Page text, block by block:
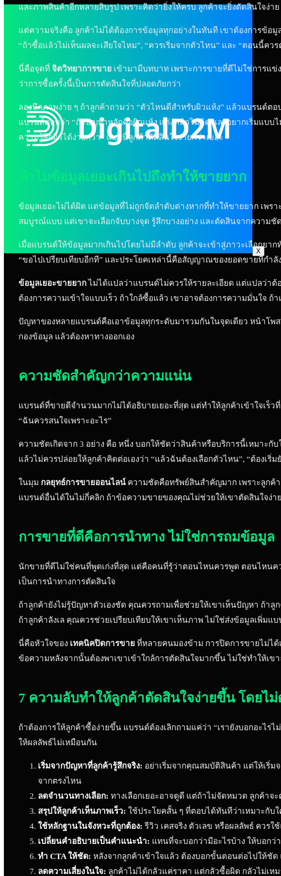
X
และภาพสินค้าอีกหลายสิบรูป เพราะคิดว่ายิ่งให้ครบ ลูกค้าจะยิ่งตัดสินใจง่าย
แต่ความจริงคือ ลูกค้าไม่ได้ต้องการข้อมูลทุกอย่างในทันที เขาต้องการข้อ
“ถ้าซื้อแล้วไม่เห็นผลจะเสียใจไหม”, “ควรเริ่มจากตัวไหน” และ “ตอนนี้คว
นี่คือจุดที่ จิตวิทยาการขาย เข้ามามีบทบาท เพราะการขายที่ดีไม่ใช่การแข่
ว่าการซื้อครั้งนี้เป็นการตัดสินใจที่ปลอดภัยกว่า
ลองนึกภาพง่าย ๆ ถ้าลูกค้าถามว่า “ตัวไหนดีสำหรับผิวแห้ง” แล้วแบรนด์ต
แบรนด์ตอบว่า “ถ้าปัญหาหลักคือผิวแห้ง แต่งหน้าไม่ติด และอยากเริ่มแบ
ความรู้สึกผิวได้ง่ายกว่า” แบบนี้ลูกค้าตัดสินใจง่ายกว่าเยอะ
ทำไมข้อมูลเยอะเกินไปถึงทำให้ขายยาก
ข้อมูลเยอะไม่ได้ผิด แต่ข้อมูลที่ไม่ถูกจัดลำดับต่างหากที่ทำให้ขายยาก เพร
สมบูรณ์แบบ แต่เขาจะเลือกจับบางจุด รู้สึกบางอย่าง และตัดสินจากความ
เมื่อแบรนด์ให้ข้อมูลมากเกินไปโดยไม่มีลำดับ ลูกค้าจะเข้าสู่ภาวะเลือกยา
“ขอไปเปรียบเทียบอีกที” และประโยคเหล่านี้คือสัญญาณของยอดขายที่กำลั
ข้อมูลเยอะขายยาก ไม่ได้แปลว่าแบรนด์ไม่ควรให้รายละเอียด แต่แปลว่าต้
ต้องการความเข้าใจแบบเร็ว ถ้าใกล้ซื้อแล้ว เขาอาจต้องการความมั่นใจ
ปัญหาของหลายแบรนด์คือเอาข้อมูลทุกระดับมารวมกันในจุดเดียว หน้าโพ
กองข้อมูล แล้วต้องหาทางออกเอง
ความชัดสำคัญกว่าความแน่น
แบรนด์ที่ขายดีจำนวนมากไม่ได้อธิบายเยอะที่สุด แต่ทำให้ลูกค้าเข้าใจเ
“ฉันควรสนใจเพราะอะไร”
ความชัดเกิดจาก 3 อย่าง คือ หนึ่ง บอกให้ชัดว่าสินค้าหรือบริการนี้เหมาะ
แล้วไม่ควรปล่อยให้ลูกค้าคิดต่อเองว่า “แล้วฉันต้องเลือกตัวไหน”, “ต้องเริ่ม
ในมุม กลยุทธ์การขายออนไลน์ ความชัดคือทรัพย์สินสำคัญมาก เพราะลูกค้
แบรนด์อื่นได้ในไม่กี่คลิก ถ้าข้อความขายของคุณไม่ช่วยให้เขาตัดสินใจง่
การขายที่ดีคือการนำทาง ไม่ใช่การถมข้อมูล
นักขายที่ดีไม่ใช่คนที่พูดเก่งที่สุด แต่คือคนที่รู้ว่าตอนไหนควรพูด ตอนไหนค
เป็นการนำทางการตัดสินใจ
ถ้าลูกค้ายังไม่รู้ปัญหาตัวเองชัด คุณควรถามเพื่อช่วยให้เขาเห็นปัญหา ถ้า
ถ้าลูกค้าลังเล คุณควรช่วยเปรียบเทียบให้เขาเห็นภาพ ไม่ใช่ส่งข้อมูลเพิ่มแ
นี่คือหัวใจของ เทคนิคปิดการขาย ที่หลายคนมองข้าม การปิดการขายไม่ไ
ข้อความหลังจากนั้นต้องพาเขาเข้าใกล้การตัดสินใจมากขึ้น ไม่ใช่ทำให้เข
7 ความลับทำให้ลูกค้าตัดสินใจง่ายขึ้น โดยไม่
ถ้าต้องการให้ลูกค้าซื้อง่ายขึ้น แบรนด์ต้องเลิกถามแค่ว่า “เรายังบอกอะไ
ให้ผลลัพธ์ไม่เหมือนกัน
เริ่มจากปัญหาที่ลูกค้ารู้สึกจริง: อย่าเริ่มจากคุณสมบัติสินค้า แต่ให้เริ่ม
จากตรงไหน
ลดจำนวนทางเลือก: ทางเลือกเยอะอาจดูดี แต่ถ้าไม่จัดหมวด ลูกค้าจ
สรุปให้ลูกค้าเห็นภาพเร็ว: ใช้ประโยคสั้น ๆ ที่ตอบได้ทันทีว่าเหมาะกับใ
ใช้หลักฐานในจังหวะที่ถูกต้อง: รีวิว เคสจริง ตัวเลข หรือผลลัพธ์ ควร
เปลี่ยนคำอธิบายเป็นคำแนะนำ: แทนที่จะบอกว่ามีอะไรบ้าง ให้บอกว่
ทำ CTA ให้ชัด: หลังจากลูกค้าเข้าใจแล้ว ต้องบอกขั้นตอนต่อไปให้ชัด
ลดความเสี่ยงในใจ: ลูกค้าไม่ได้กลัวแค่ราคา แต่กลัวซื้อผิด กลัวไม่เห